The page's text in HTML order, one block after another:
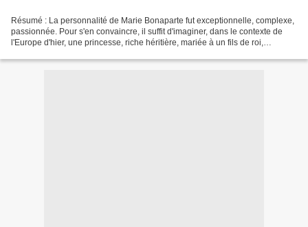
Résumé : La personnalité de Marie Bonaparte fut exceptionnelle, complexe,
passionnée. Pour s'en convaincre, il suffit d'imaginer, dans le contexte de
l'Europe d'hier, une princesse, riche héritière, mariée à un fils de roi,